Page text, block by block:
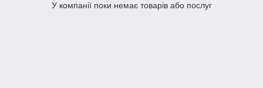
У компанії поки немає товарів або послуг